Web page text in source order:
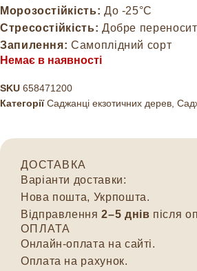
Морозостійкість: До -25°C
Стресостійкість: Добре
Запилення: Самоплідний сорт
Немає в наявності
SKU 658471200
Категорії Саджанці екзотичних дерев
ДОСТАВКА
Варіанти доставки:
Нова пошта, Укрпошта.
Відправлення2–5 днів після
ОПЛАТА
Онлайн-оплата на сайті.
Оплата на рахунок.